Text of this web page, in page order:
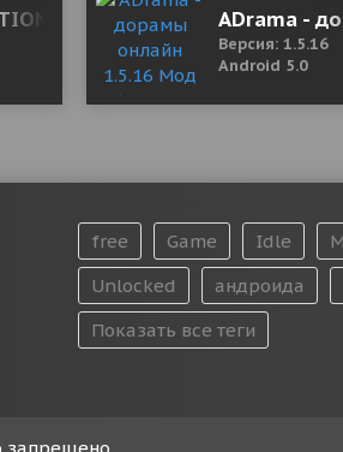
SUN 1.1.0 Мод менюADrama -
Версия: 1.5.16
Android 5.0
free Game Idle
Unlocked
андроида
Показать все теги